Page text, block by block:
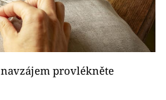
provlékněte